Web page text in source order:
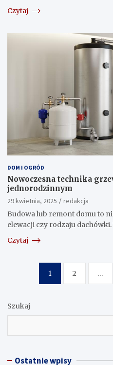
Czytaj
DOM I OGRÓD
Nowoczesna technika
jednorodzinnym
29 kwietnia, 2025
redakcja
Budowa lub remont domu to
elewacji czy rodzaju
Czytaj
Nawigacja
wpisach
1 2 …
Szukaj
Ostatnie wpisy